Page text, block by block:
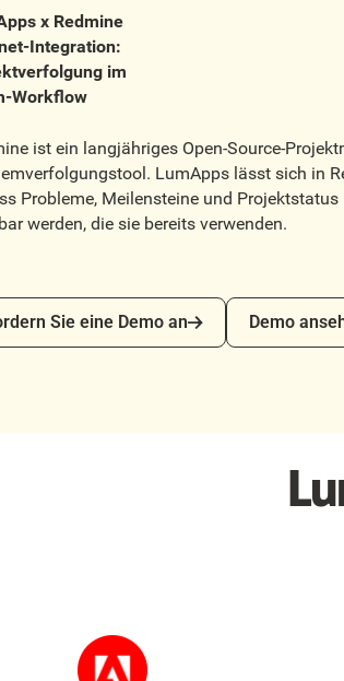
x Redmine
Integration:
im
Workflow
ist ein langjähriges Open-Source-
LumApps lässt sich in
Probleme, Meilensteine ​​und
werden, die sie bereits verwenden.
Sie eine Demo an
Sie eine Demo an
Demo ansehen
Demo